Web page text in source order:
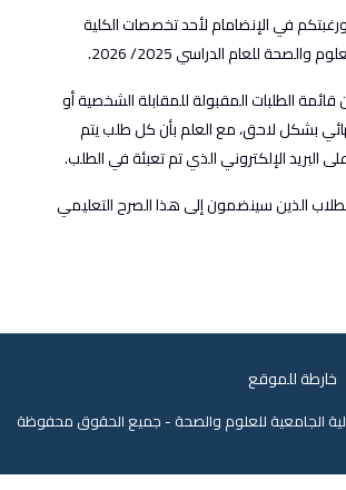
في الإنضامام لأحد تخصصات الكلية
والصحة للعام الدراسي 2025/ 2026.
الطلبات المقبولة للمقابلة الشخصية أو
بشكل لاحق، مع العلم بأن كل طلب يتم
البريد الإلكتروني الذي تم تعبئة في الطلب.
الذين سينضمون إلى هذا الصرح التعليمي
خارطة للموقع